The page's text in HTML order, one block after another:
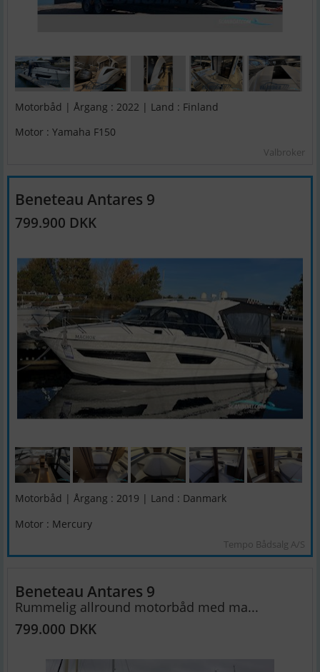
Motorbåd | Årgang : 2022 | Land : Finland
Motor : Yamaha F150
Valbroker
Beneteau Antares 9
799.900 DKK
Motorbåd | Årgang : 2019 | Land : Danmark
Motor : Mercury
Tempo Bådsalg A/S
Beneteau Antares 9
Rummelig allround motorbåd med ma...
799.000 DKK